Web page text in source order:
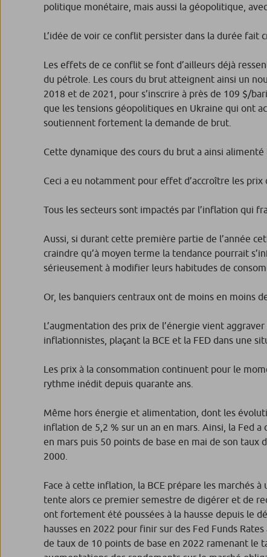
politique monétaire, mais aussi la géopolitique, avec
L’idée de voir ce conflit persister dans la durée fait
Les effets de ce conflit se font d’ailleurs déjà
du pétrole. Les cours du brut atteignent ainsi un
2018 et de 2021, pour s’inscrire à près de 109 $/
que les tensions géopolitiques en Ukraine qui ont
soutiennent fortement la demande de brut.
Cette dynamique des cours du brut a ainsi
Ceci a eu notamment pour effet d’accroître les
Tous les secteurs sont impactés par l’inflation qui
Aussi, si durant cette première partie de l’année
craindre qu’à moyen terme la tendance pourrait
sérieusement à modifier leurs habitudes de
Or, les banquiers centraux ont de moins en moins
L’augmentation des prix de l’énergie vient
inflationnistes, plaçant la BCE et la FED dans une
Les prix à la consommation continuent pour le
rythme inédit depuis quarante ans.
Même hors énergie et alimentation, dont les
inflation de 5,2 % sur un an en mars. Ainsi, la Fed
en mars puis 50 points de base en mai de son taux
2000.
Face à cette inflation, la BCE prépare les marchés
tente alors ce premier semestre de digérer et de
ont fortement été poussées à la hausse depuis le
hausses en 2022 pour finir sur des Fed Funds
de taux de 10 points de base en 2022 ramenant le